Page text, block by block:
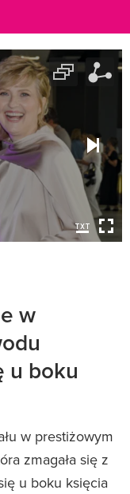
w
u boku
w prestiżowym
zmagała się z
u boku księcia